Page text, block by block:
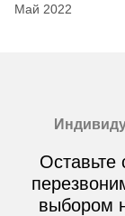
Май 2022
Оставьте
выбором